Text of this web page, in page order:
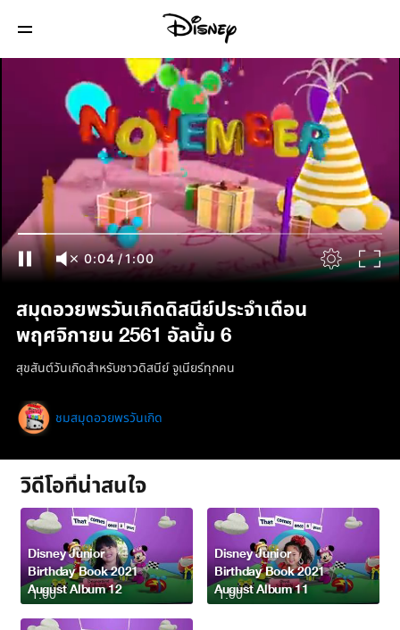
0:05/1:00
สมุดอวยพรวันเกิดดิสนีย์ประจำเดือน
พฤศจิกายน 2561 อัลบั้ม 6
สุขสันต์วันเกิดสำหรับชาวดิสนีย์ จูเนียร์ทุกคน
ชมสมุดอวยพรวันเกิด
วิดีโอที่น่าสนใจ
1:00
Disney Junior
Birthday Book 2021
August Album 12
1:00
Disney Junior
Birthday Book 2021
August Album 11